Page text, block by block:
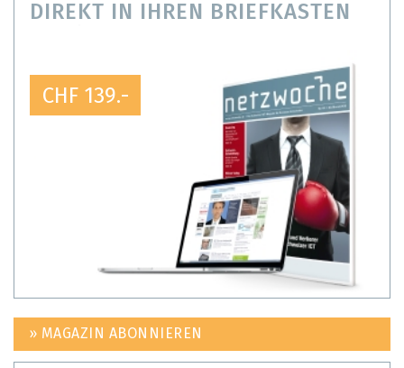
DIREKT IN IHREN BRIEFKASTEN
CHF 139.-
» MAGAZIN ABONNIEREN